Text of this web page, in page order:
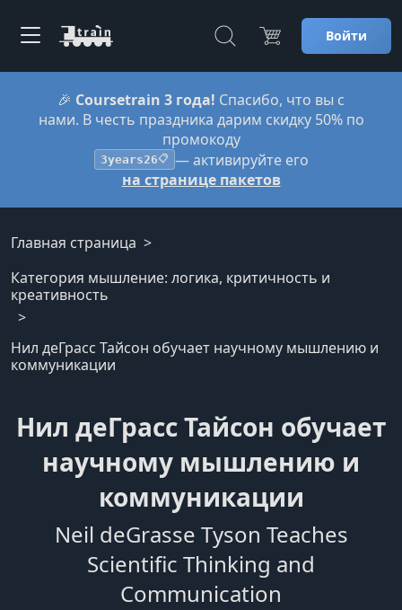
Войти
🎉 Coursetrain 3 года! Спасибо, что вы с
нами. В честь праздника дарим скидку 50% по
промокоду
3years26📋 — активируйте его
на странице пакетов
Главная страница
Категория мышление: логика, критичность и
креативность
Нил деГрасс Тайсон обучает научному мышлению и
коммуникации
Нил деГрасс Тайсон обучает
научному мышлению и
коммуникации
Neil deGrasse Tyson Teaches
Scientific Thinking and
Communication